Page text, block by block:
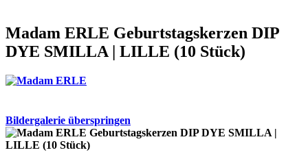
Madam ERLE Geburtstagskerzen DIP
DYE SMILLA | LILLE (10 Stück)
Bildergalerie überspringen